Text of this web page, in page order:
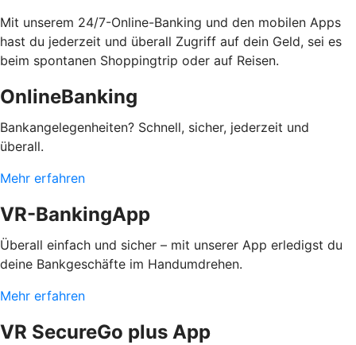
Mit unserem 24/7-Online-Banking und den mobilen Apps
hast du jederzeit und überall Zugriff auf dein Geld, sei es
beim spontanen Shoppingtrip oder auf Reisen.
OnlineBanking
Bankangelegenheiten? Schnell, sicher, jederzeit und
überall.
Mehr erfahren
VR-BankingApp
Überall einfach und sicher – mit unserer App erledigst du
deine Bankgeschäfte im Handumdrehen.
Mehr erfahren
VR SecureGo plus App